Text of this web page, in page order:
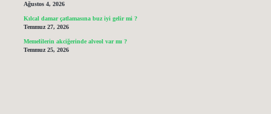
Ağustos 4, 2026
Kılcal damar çatlamasına buz iyi gelir mi ?
Temmuz 27, 2026
Memelilerin akciğerinde alveol var mı ?
Temmuz 25, 2026